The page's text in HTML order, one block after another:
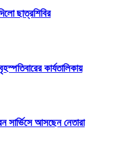
ছাত্রশিবির
কার্যতালিকায়
আসছেন নেতারা